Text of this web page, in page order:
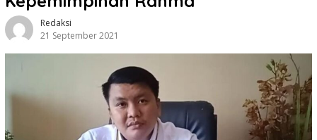
Redaksi
21 September 2021